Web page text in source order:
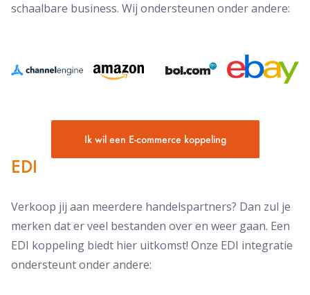
schaalbare business. Wij ondersteunen onder andere:
Ik wil een E-commerce koppeling
EDI
Verkoop jij aan meerdere handelspartners? Dan zul je
merken dat er veel bestanden over en weer gaan. Een
EDI koppeling biedt hier uitkomst! Onze EDI integratie
ondersteunt onder andere: